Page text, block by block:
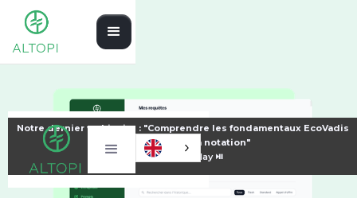
Notre dernier webinaire : "Comprendre les fondamentaux EcoVadis
pour améliorer sa notation"
⏯️Voir le replay ⏯️